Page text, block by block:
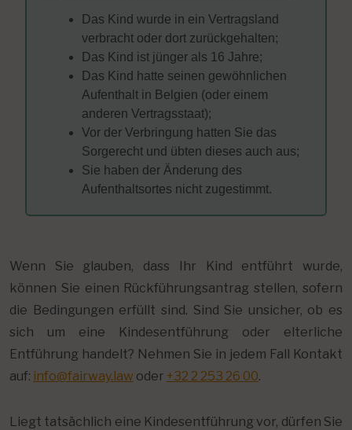
Das Kind wurde in ein Vertragsland
verbracht oder dort zurückgehalten;
Das Kind ist jünger als 16 Jahre;
Das Kind hatte seinen gewöhnlichen
Aufenthalt in Belgien (oder einem
anderen Vertragsstaat);
Vor der Verbringung hatten Sie das
Sorgerecht und übten dieses auch aus;
Sie haben der Änderung des
Aufenthaltsortes nicht zugestimmt.
Wenn Sie glauben, dass Ihr Kind entführt wurde,
können Sie einen Rückführungsantrag stellen, sofern
die Bedingungen erfüllt sind. Sind Sie unsicher, ob es
sich um eine Kindesentführung oder elterliche
Entführung handelt? Nehmen Sie in jedem Fall Kontakt
auf: info@fairway.law oder +32 2 253 26 00.
Liegt tatsächlich eine Kindesentführung vor, dürfen Sie